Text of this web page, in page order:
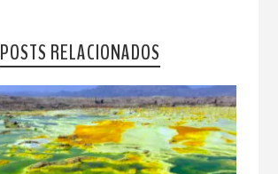
POSTS RELACIONADOS